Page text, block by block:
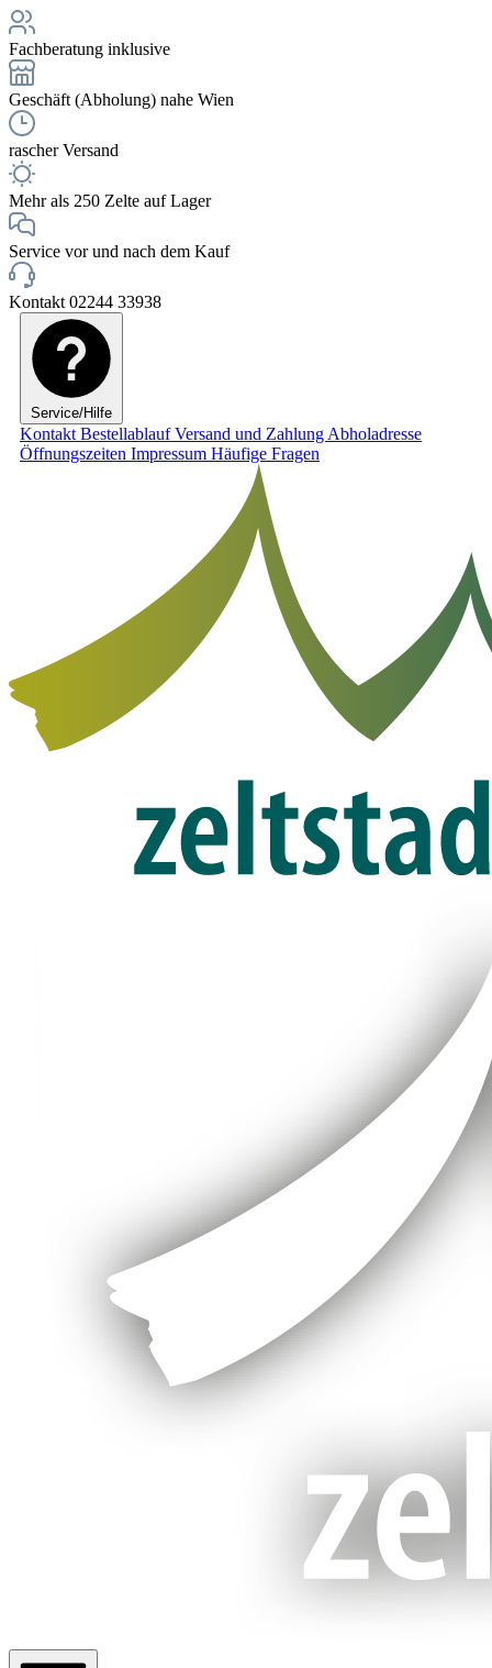
Fachberatung inklusive
Geschäft (Abholung) nahe Wien
rascher Versand
Mehr als 250 Zelte auf Lager
Service vor und nach dem Kauf
Kontakt 02244 33938
Service/Hilfe
Kontakt BestellablaufVersand und Zahlung Abholadresse
Öffnungszeiten Impressum Häufige Fragen